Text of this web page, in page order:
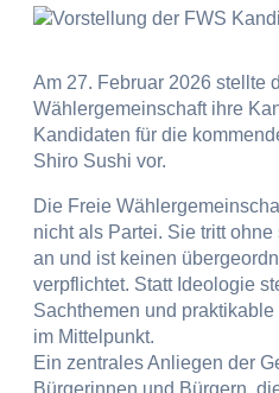
Am 27. Februar 2026 stellte
Wählergemeinschaft ihre
Kandidaten für die
Shiro Sushi vor.
Die Freie
nicht als Partei. Sie tritt
an und ist keinen
verpflichtet. Statt Ideologie
Sachthemen und
im Mittelpunkt.
Ein zentrales Anliegen der
Bürgerinnen und Bürgern,